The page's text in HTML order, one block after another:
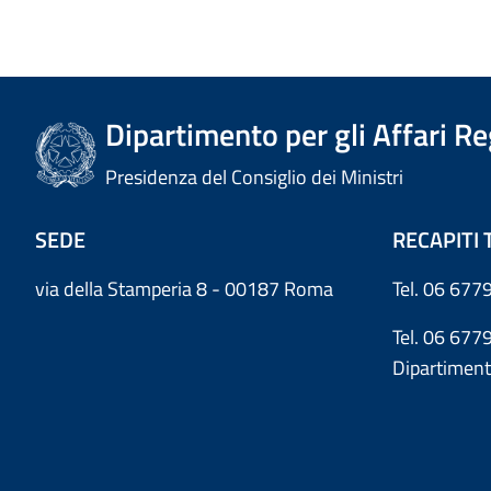
Dipartimento per gli Affari
Presidenza del Consiglio dei Ministri
SEDE
via della Stamperia 8 - 00187 Roma
RECAPITI
Tel. 06
Tel. 06